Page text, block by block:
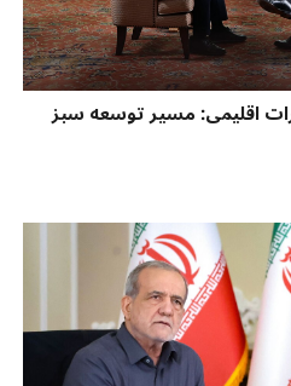
اقلیمی: مسیر توسعه سبز